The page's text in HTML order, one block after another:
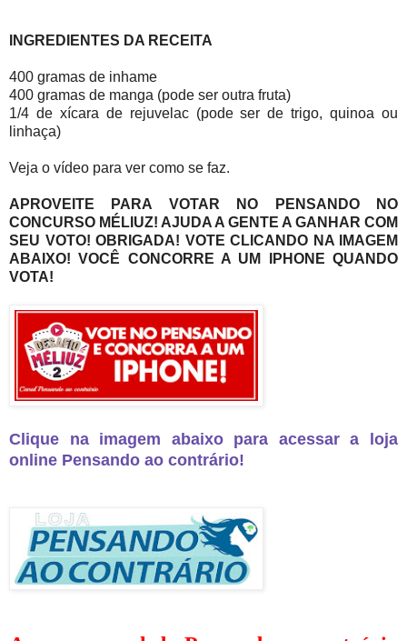
INGREDIENTES DA RECEITA
400 gramas de inhame
400 gramas de manga (pode ser outra fruta)
1/4 de xícara de rejuvelac (pode ser de trigo, quinoa ou
linhaça)
Veja o vídeo para ver como se faz.
APROVEITE PARA VOTAR NO PENSANDO NO
CONCURSO MÉLIUZ! AJUDA A GENTE A GANHAR COM
SEU VOTO! OBRIGADA! VOTE CLICANDO NA IMAGEM
ABAIXO! VOCÊ CONCORRE A UM IPHONE QUANDO
VOTA!
Clique na imagem abaixo para acessar a loja
online Pensando ao contrário!